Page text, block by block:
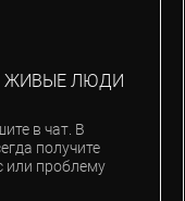
ЖИВЫЕ ЛЮДИ
в чат. В
получите
или проблему